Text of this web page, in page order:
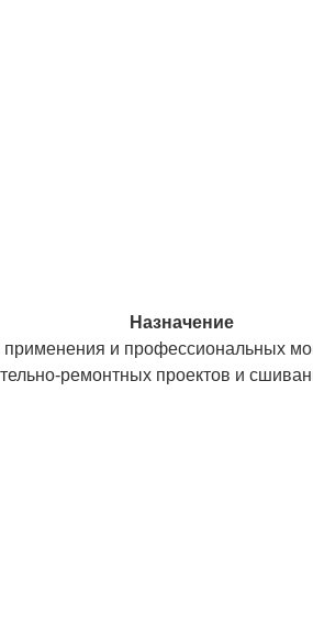
Назначение
и профессиональных
ремонтных проектов и